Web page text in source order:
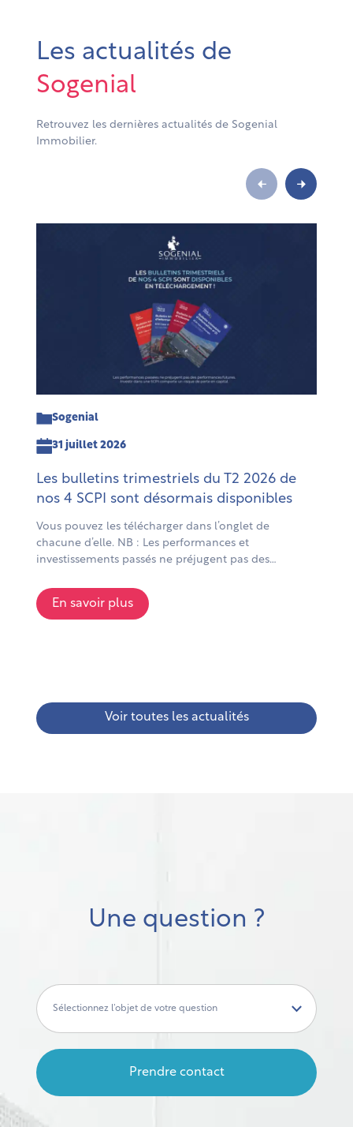
Les actualités de
Sogenial
Retrouvez les dernières actualités de Sogenial
Immobilier.
Sogenial
31 juillet 2026
Les bulletins trimestriels du T2 2026 de
nos 4 SCPI sont désormais disponibles
Vous pouvez les télécharger dans l’onglet de
chacune d’elle. NB : Les performances et
investissements passés ne préjugent pas des
investissement, investir dans une SCPI comporte des
risques notamment de perte en capital. Il est
En savoir plus
Voir toutes les actualités
Une question ?
Sélectionnez l’objet de votre question
Prendre contact